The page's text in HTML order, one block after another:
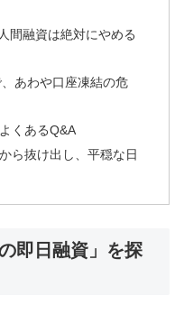
間融資は絶対にやめる
あわや口座凍結の危
くあるQ&A
ら抜け出し、平穏な日
即日融資」を探